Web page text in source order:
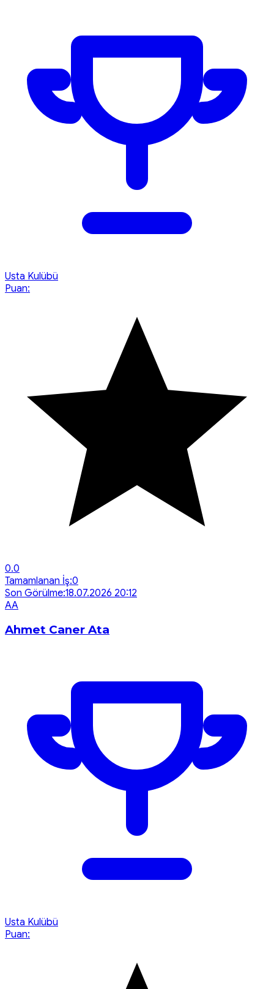
Usta Kulübü
Puan:
0.0
Tamamlanan İş:0
Son Görülme:18.07.2026 20:12
AA
Ahmet Caner Ata
Usta Kulübü
Puan: